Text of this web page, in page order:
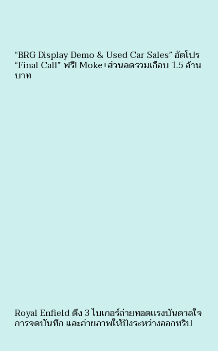
“BRG Display Demo & Used Car Sales” อัดโปร
“Final Call” ฟรี! Moke+ส่วนลดรวมเกือบ 1.5 ล้าน
บาท
Royal Enfield ดึง 3 ไบเกอร์ถ่ายทอดแรงบันดาลใจ
การจดบันทึก และถ่ายภาพให้ปังระหว่างออกทริป